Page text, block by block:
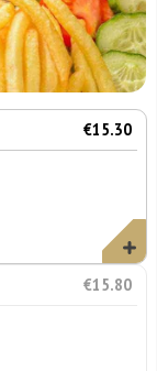
€15.30
€15.80